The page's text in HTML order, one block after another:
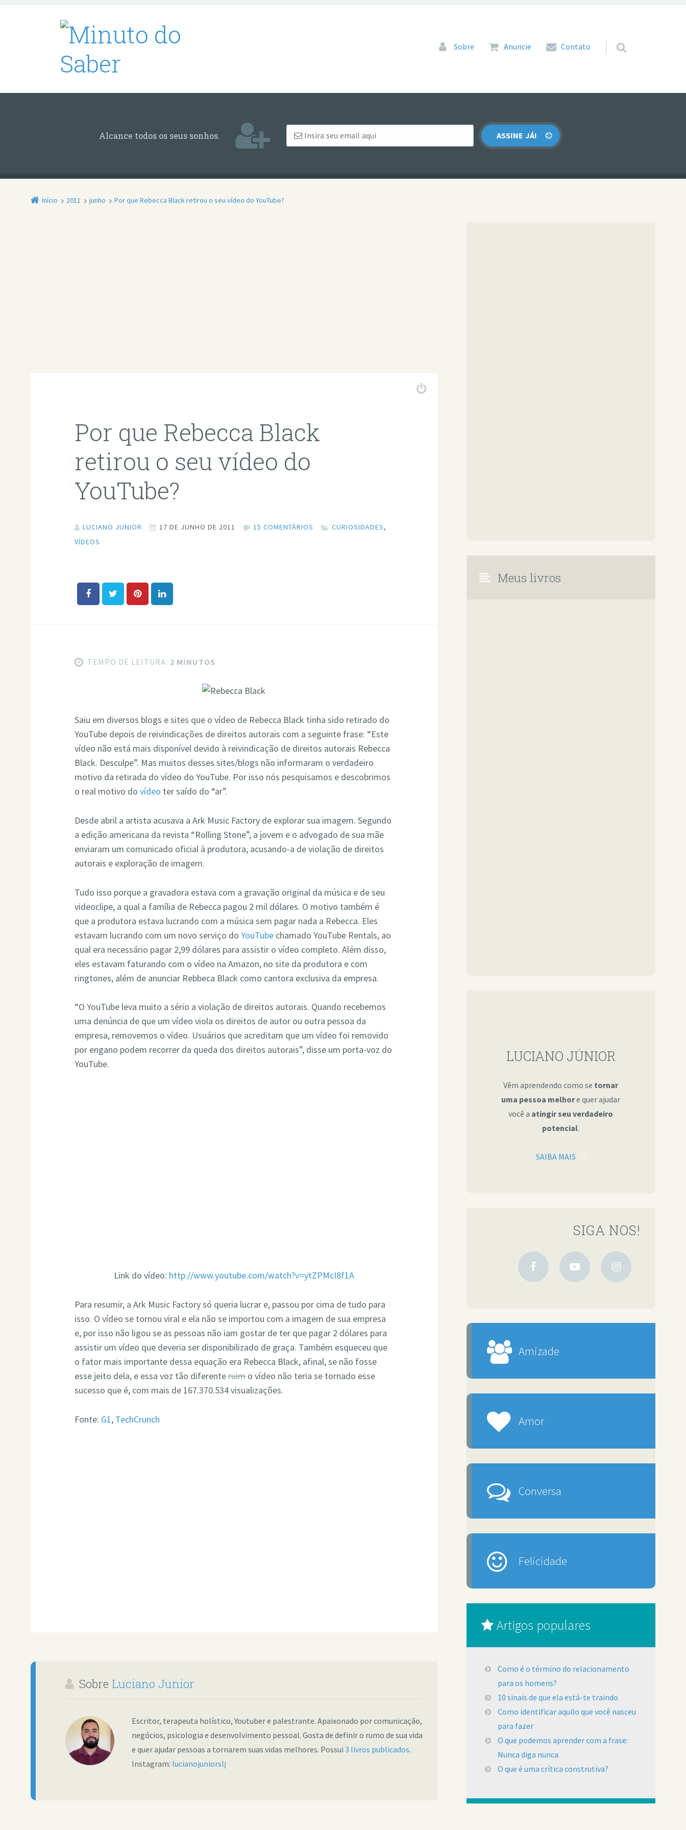
Pular para o conteúdo
Sobre Anuncie Contato
Alcance todos os seus sonhos.
Início 2011 junho Por que Rebecca Black retirou o seu vídeo do YouTube?
Por que Rebecca Black
retirou o seu vídeo do
YouTube?
LUCIANO JUNIOR 17 DE JUNHO DE 2011 15 COMENTÁRIOS CURIOSIDADES,
VÍDEOS
TEMPO DE LEITURA: 2 MINUTOS
Saiu em diversos blogs e sites que o vídeo de Rebecca Black tinha sido retirado do
YouTube depois de reivindicações de direitos autorais com a seguinte frase: “Este
vídeo não está mais disponível devido à reivindicação de direitos autorais Rebecca
Black. Desculpe”. Mas muitos desses sites/blogs não informaram o verdadeiro
motivo da retirada do vídeo do YouTube. Por isso nós pesquisamos e descobrimos
o real motivo dovídeo ter saído do “ar”.
Desde abril a artista acusava a Ark Music Factory de explorar sua imagem. Segundo
a edição americana da revista “Rolling Stone”, a jovem e o advogado de sua mãe
enviaram um comunicado oficial à produtora, acusando-a de violação de direitos
autorais e exploração de imagem.
Tudo isso porque a gravadora estava com a gravação original da música e de seu
videoclipe, a qual a família de Rebecca pagou 2 mil dólares. O motivo também é
que a produtora estava lucrando com a música sem pagar nada a Rebecca. Eles
estavam lucrando com um novo serviço doYouTube chamado YouTube Rentals, ao
qual era necessário pagar 2,99 dólares para assistir o vídeo completo. Além disso,
eles estavam faturando com o vídeo na Amazon, no site da produtora e com
ringtones, além de anunciar Rebbeca Black como cantora exclusiva da empresa.
“O YouTube leva muito a sério a violação de direitos autorais. Quando recebemos
uma denúncia de que um vídeo viola os direitos de autor ou outra pessoa da
empresa, removemos o vídeo. Usuários que acreditam que um vídeo foi removido
por engano podem recorrer da queda dos direitos autorais”, disse um porta-voz do
YouTube.
Link do vídeo: http://www.youtube.com/watch?v=ytZPMcI8f1A
Para resumir, a Ark Music Factory só queria lucrar e, passou por cima de tudo para
isso. O vídeo se tornou viral e ela não se importou com a imagem de sua empresa
e, por isso não ligou se as pessoas não iam gostar de ter que pagar 2 dólares para
assistir um vídeo que deveria ser disponibilizado de graça. Também esqueceu que
o fator mais importante dessa equação era Rebecca Black, afinal, se não fosse
esse jeito dela, e essa voz tão diferenteruimo vídeo não teria se tornado esse
sucesso que é, com mais de 167.370.534 visualizações.
Fonte: G1, TechCrunch
Sobre Luciano Junior
Escritor, terapeuta holístico, Youtuber e palestrante. Apaixonado por comunicação,
negócios, psicologia e desenvolvimento pessoal. Gosta de definir o rumo de sua vida
e quer ajudar pessoas a tornarem suas vidas melhores. Possui 3 livros publicados.
Instagram: lucianojuniorslj
Meus livros
LUCIANO JÚNIOR
Vêm aprendendo como se tornar
uma pessoa melhore quer ajudar
você a atingir seu verdadeiro
potencial.
SAIBA MAIS
SIGA NOS!
Amizade
Amor
Conversa
Felicidade
Artigos populares
Como é o término do relacionamento
para os homens?
10 sinais de que ela está-te traindo
Como identificar aquilo que você nasceu
para fazer
O que podemos aprender com a frase:
Nunca diga nunca
O que é uma crítica construtiva?